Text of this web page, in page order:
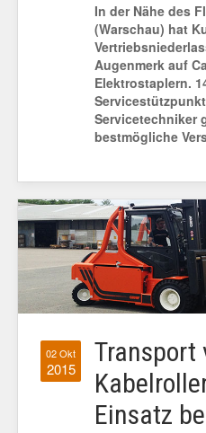
In der Nähe des
(Warschau) hat
Augenmerk auf
Elektrostaplern.
Servicetechniker
bestmögliche
02 Okt
2015
Transport
Einsatz